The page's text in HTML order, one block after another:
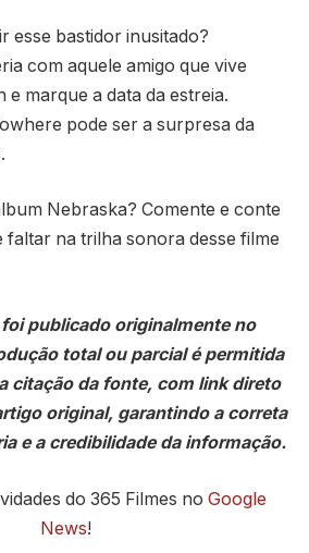
esse bastidor inusitado?
com aquele amigo que vive
e marque a data da estreia.
pode ser a surpresa da
Nebraska? Comente e conte
faltar na trilha sonora desse filme
publicado originalmente no
total ou parcial é permitida
citação da fonte, com link direto
original, garantindo a correta
e a credibilidade da informação.
do 365 Filmes no Google
News!